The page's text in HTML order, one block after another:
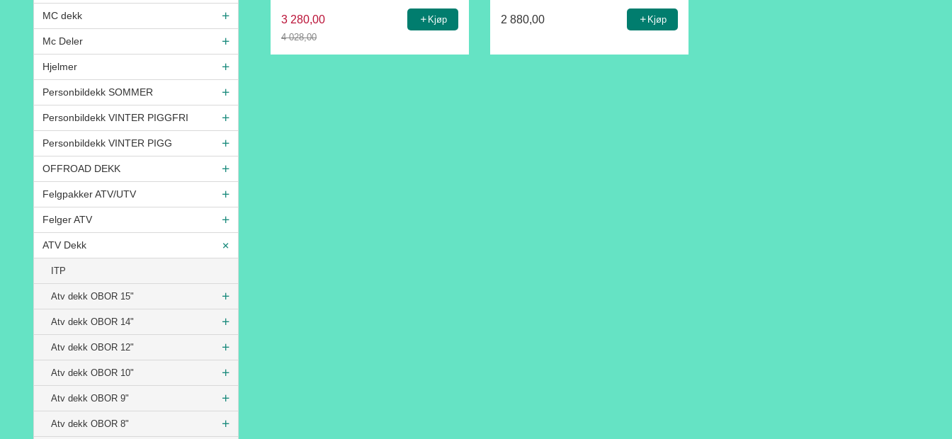
MC dekk
Mc Deler
Hjelmer
Personbildekk SOMMER
Personbildekk VINTER PIGGFRI
Personbildekk VINTER PIGG
OFFROAD DEKK
Felgpakker ATV/UTV
Felger ATV
ATV Dekk
ITP
Atv dekk OBOR 15"
Atv dekk OBOR 14"
Atv dekk OBOR 12"
Atv dekk OBOR 10"
Atv dekk OBOR 9"
Atv dekk OBOR 8"
3 280,00
4 028,00
Kjøp 2 880,00 Kjøp